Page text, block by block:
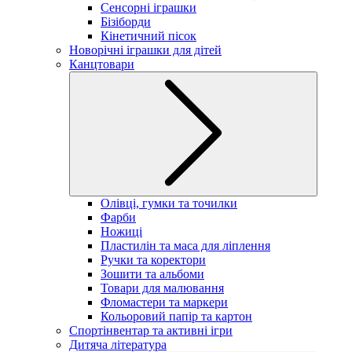
Сенсорні іграшки
Бізіборди
Кінетичний пісок
Новорічні іграшки для дітей
Канцтовари
Олівці, гумки та точилки
Фарби
Ножиці
Пластилін та маса для ліплення
Ручки та коректори
Зошити та альбоми
Товари для малювання
Фломастери та маркери
Кольоровий папір та картон
Спортінвентар та активні ігри
Дитяча література